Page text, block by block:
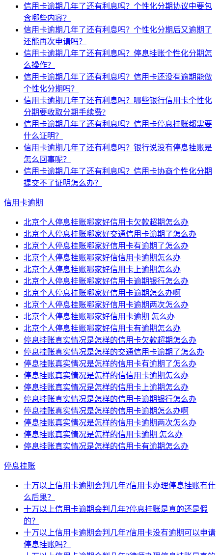
信用卡逾期几年了还有利息吗？个性化分期协议中要包
含哪些内容？
信用卡逾期几年了还有利息吗？个性化分期后又逾期了
还能再次申请吗？
信用卡逾期几年了还有利息吗？停息挂账个性化分期怎
么操作？
信用卡逾期几年了还有利息吗？信用卡还没有逾期能做
个性化分期吗？
信用卡逾期几年了还有利息吗？哪些银行信用卡个性化
分期要收取分期手续费?
信用卡逾期几年了还有利息吗？信用卡停息挂账都需要
什么证明？
信用卡逾期几年了还有利息吗？银行说没有停息挂账是
怎么回事呢？
信用卡逾期几年了还有利息吗？信用卡协商个性化分期
提交不了证明怎么办？
信用卡逾期
北京个人停息挂账哪家好信用卡欠款超期怎么办
北京个人停息挂账哪家好交通信用卡逾期了怎么办
北京个人停息挂账哪家好信用卡有逾期了怎么办
北京个人停息挂账哪家好信信用卡逾期怎么办
北京个人停息挂账哪家好信用卡上逾期怎么办
北京个人停息挂账哪家好信用卡逾期银行怎么办
北京个人停息挂账哪家好信用卡逾期怎么办啊
北京个人停息挂账哪家好信用卡逾期两次怎么办
北京个人停息挂账哪家好信用卡逾期 怎么办
北京个人停息挂账哪家好信用卡有逾期怎么办
停息挂账真实情况是怎样的信用卡欠款超期怎么办
停息挂账真实情况是怎样的交通信用卡逾期了怎么办
停息挂账真实情况是怎样的信用卡有逾期了怎么办
停息挂账真实情况是怎样的信信用卡逾期怎么办
停息挂账真实情况是怎样的信用卡上逾期怎么办
停息挂账真实情况是怎样的信用卡逾期银行怎么办
停息挂账真实情况是怎样的信用卡逾期怎么办啊
停息挂账真实情况是怎样的信用卡逾期两次怎么办
停息挂账真实情况是怎样的信用卡逾期 怎么办
停息挂账真实情况是怎样的信用卡有逾期怎么办
停息挂账
十万以上信用卡逾期会判几年?信用卡办理停息挂账有什
么后果？
十万以上信用卡逾期会判几年?停息挂账是真的还是假
的？
十万以上信用卡逾期会判几年?信用卡没有逾期可以申请
停息挂账吗？